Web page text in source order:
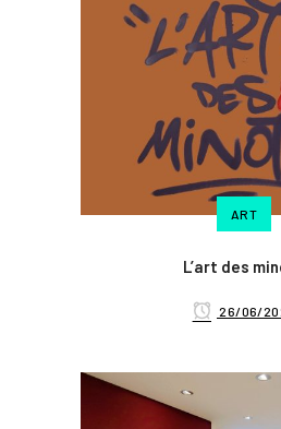
ART
L’art des
26/06/